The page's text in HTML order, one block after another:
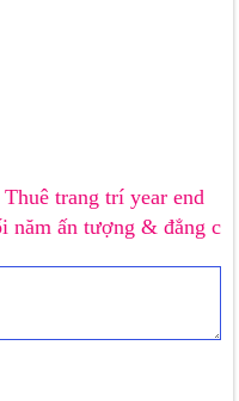
trang trí year end
năm ấn tượng & đẳng c